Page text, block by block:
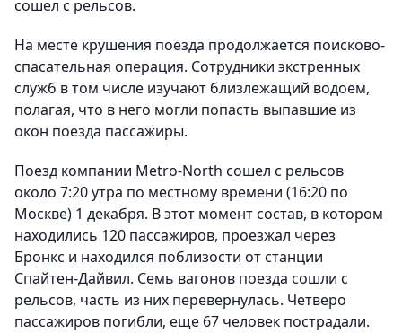
сошел с рельсов.
На месте крушения поезда продолжается поисково-
спасательная операция. Сотрудники экстренных
служб в том числе изучают близлежащий водоем,
полагая, что в него могли попасть выпавшие из
окон поезда пассажиры.
Поезд компании Metro-North сошел с рельсов
около 7:20 утра по местному времени (16:20 по
Москве) 1 декабря. В этот момент состав, в котором
находились 120 пассажиров, проезжал через
Бронкс и находился поблизости от станции
Спайтен-Дайвил. Семь вагонов поезда сошли с
рельсов, часть из них перевернулась. Четверо
пассажиров погибли, еще 67 человек пострадали.